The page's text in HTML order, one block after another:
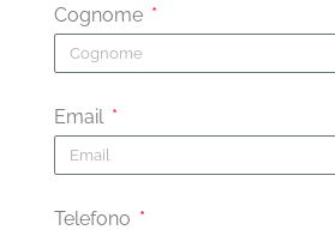
Cognome
Email
Telefono